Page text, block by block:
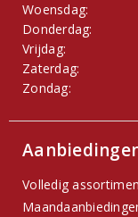
Woensdag:
Donderdag:
Vrijdag:
Zaterdag:
Zondag:
Volledig